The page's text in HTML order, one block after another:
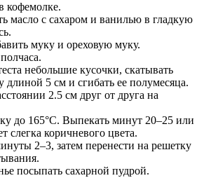
кофемолке.
масло с сахаром и ванилью в гладкую
муку и ореховую муку.
небольшие кусочки, скатывать
длиной 5 см и сгибать ее полумесяца.
2.5 см друг от друга на
до 165°С. Выпекать минут 20–25 или
слегка коричневого цвета.
2–3, затем перенести на решетку
посыпать сахарной пудрой.